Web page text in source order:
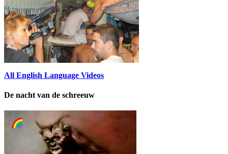
All English Language Videos
De nacht van de schreeuw